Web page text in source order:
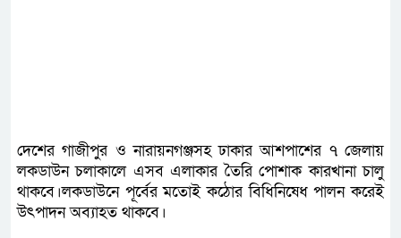
দেশের গাজীপুর ও নারায়নগঞ্জসহ ঢাকার আশপাশের ৭ জেলায়
লকডাউন চলাকালে এসব এলাকার তৈরি পোশাক কারখানা চালু
থাকবে।লকডাউনে পূর্বের মতোই কঠোর বিধিনিষেধ পালন করেই
উৎপাদন অব্যাহত থাকবে।